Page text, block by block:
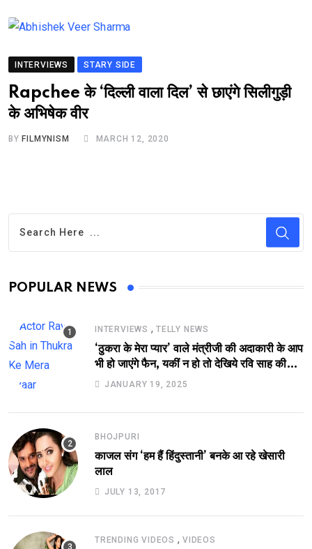
INTERVIEWS STARY SIDE
Rapchee के ‘दिल्ली वाला दिल’ से छाएंगे सिलीगुड़ी
के अभिषेक वीर
BYFILMYNISM MARCH 12, 2020
POPULAR NEWS
INTERVIEWS , TELLY NEWS
‘ठुकरा के मेरा प्यार’ वाले मंत्रीजी की अदाकारी के आप
भी हो जाएंगे फैन, यकीं न हो तो देखिये रवि साह की
दमदार भूमिका
JANUARY 19, 2025
BHOJPURI
काजल संग ‘हम हैं हिंदुस्तानी’ बनके आ रहे खेसारी
लाल
JULY 13, 2017
TRENDING VIDEOS , VIDEOS